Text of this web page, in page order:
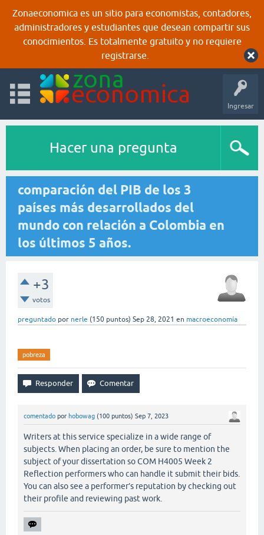
Zonaeconomica es un sitio para economistas, contadores,
administradores y estudiantes que desean compartir sus
conocimientos. Es totalmente gratuito y no requiere
registrarse.
Ingresar
Hacer una pregunta
comparación del PIB de los 3
países más desarrollados del
mundo con relación a Colombia en
los últimos 5 años.
+3
votos
preguntado por nerle (150 puntos) Sep 28, 2021 en macroeconomía
pobreza
comentado por hobowag (100 puntos) Sep 7, 2023
Writers at this service specialize in a wide range of
subjects. When placing an order, be sure to mention the
subject of your dissertation so COM H4005 Week 2
Reflection performers who can handle it submit their bids.
You can also see a performer’s reputation by checking out
their profile and reviewing past work.